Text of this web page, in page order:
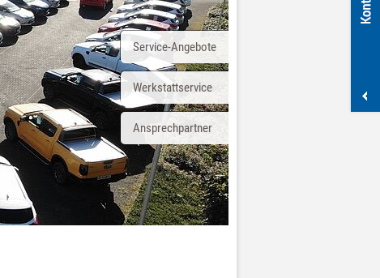
Service-Angebote
Werkstattservice
Ansprechpartner